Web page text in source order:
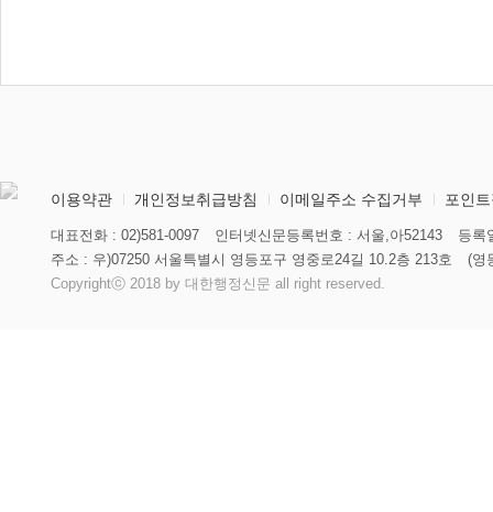
이용약관 개인정보취급방침 이메일주소 수집거부 포인
대표전화 : 02)581-0097 인터넷신문등록번호 : 서울,아52143
등록
주소 : 우)07250 서울특별시 영등포구 영중로24길 10.2층 213호
(영
Copyrightⓒ 2018 by 대한행정신문 all right reserved.